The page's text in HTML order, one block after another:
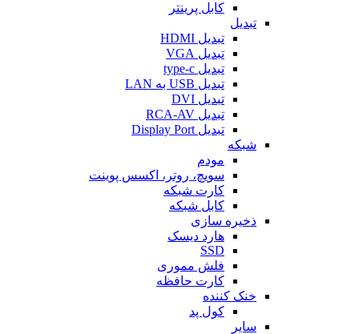
کابل پرینتر
تبدیل
تبدیل HDMI
تبدیل VGA
تبدیل type-c
تبدیل USB به LAN
تبدیل DVI
تبدیل RCA-AV
تبدیل Display Port
شبکه
مودم
سویچ، روتر، اکسس پوینت
کارت شبکه
کابل شبکه
ذخیره سازی
هارد دیسک
SSD
فلش مموری
کارت حافظه
خنک کننده
کول پد
سایر